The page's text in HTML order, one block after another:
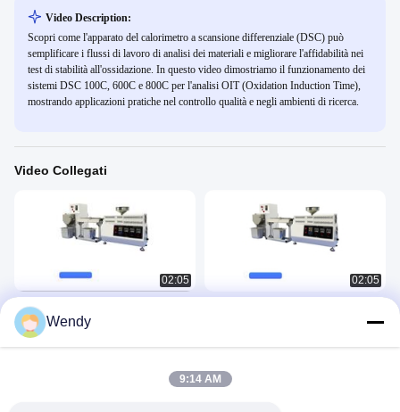
Video Description:
Scopri come l'apparato del calorimetro a scansione differenziale (DSC) può
semplificare i flussi di lavoro di analisi dei materiali e migliorare l'affidabilità nei
test di stabilità all'ossidazione. In questo video dimostriamo il funzionamento dei
sistemi DSC 100C, 600C e 800C per l'analisi OIT (Oxidation Induction Time),
mostrando applicazioni pratiche nel controllo qualità e negli ambienti di ricerca.
Video Collegati
02:05
Piccolo estrusore monovite da
laboratorio
Rubber Plastic 3
02:05
Wendy
9:14 AM